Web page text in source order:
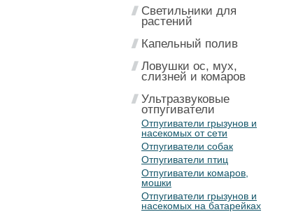
Светильники для
растений
Капельный полив
Ловушки ос, мух,
слизней и комаров
Ультразвуковые
отпугиватели
Отпугиватели грызунов и
насекомых от сети
Отпугиватели собак
Отпугиватели птиц
Отпугиватели комаров,
мошки
Отпугиватели грызунов и
насекомых на батарейках